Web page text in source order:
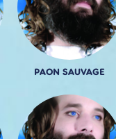
PAON SAUVAGE